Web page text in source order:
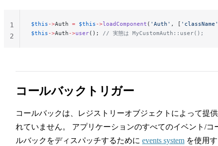
$this ->Auth = $this ->loadComponent ( 'Auth' , [ 'className'
$this ->Auth ->user(); // 実態は MyCustomAuth::user();
1
2
コールバックトリガー
コールバックは、レジストリーオブジェクトによって提
れていません。 アプリケーションのすべてのイベント/コ
ルバックをディスパッチするために events system を使用